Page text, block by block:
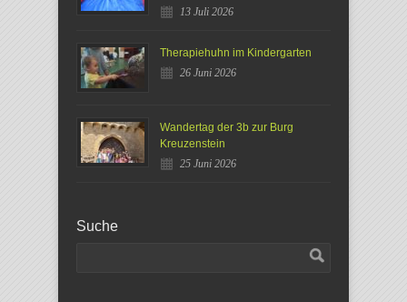
13 Juli 2026
Therapiehuhn im Kindergarten
26 Juni 2026
Wandertag der 3b zur Burg
Kreuzenstein
25 Juni 2026
Suche